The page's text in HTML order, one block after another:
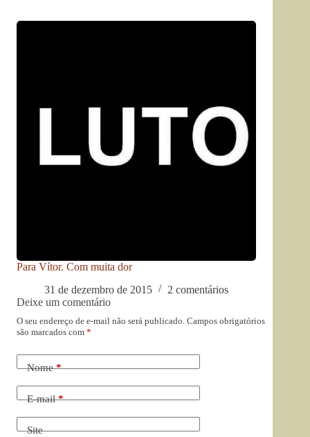
Para Vítor. Com muita dor
31 de dezembro de 2015
2 comentários
Deixe um comentário
O seu endereço de e-mail não será publicado. Campos obrigatórios
são marcados com *
Nome*
E-mail*
Site